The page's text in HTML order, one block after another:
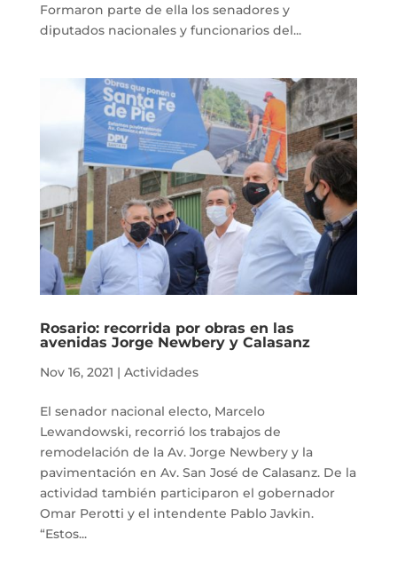
Formaron parte de ella los senadores y
diputados nacionales y funcionarios del...
Rosario: recorrida por obras en las
avenidas Jorge Newbery y Calasanz
Nov 16, 2021 | Actividades
El senador nacional electo, Marcelo
Lewandowski, recorrió los trabajos de
remodelación de la Av. Jorge Newbery y la
pavimentación en Av. San José de Calasanz. De la
actividad también participaron el gobernador
Omar Perotti y el intendente Pablo Javkin.
“Estos...